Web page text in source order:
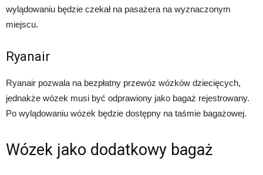
wylądowaniu będzie czekał na pasażera na wyznaczonym
miejscu.
Ryanair
Ryanair pozwala na bezpłatny przewóz wózków dziecięcych,
jednakże wózek musi być odprawiony jako bagaż rejestrowany.
Po wylądowaniu wózek będzie dostępny na taśmie bagażowej.
Wózek jako dodatkowy bagaż